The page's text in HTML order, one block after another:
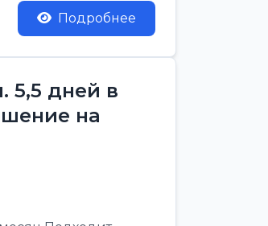
Подробнее
дней в
на